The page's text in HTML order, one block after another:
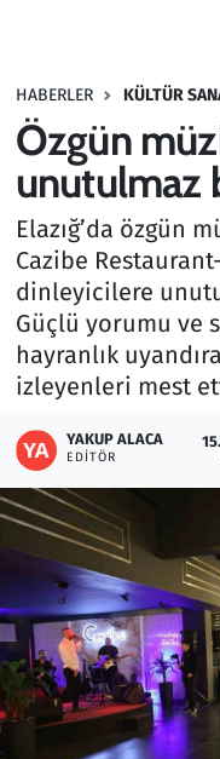
HABERLER KÜLTÜR
Özgün
unutulmaz
Elazığ’da özgün
Cazibe
dinleyicilere
Güçlü yorumu ve
hayranlık
izleyenleri mest
YAKUP ALACA
EDITÖR
Haber
Kültür Sanat
Kurumsal
Lezzet Durağı
Memur ve Kamu
Ramazan
Resmi İlanlar
Rüya Tabirleri
Sağlık